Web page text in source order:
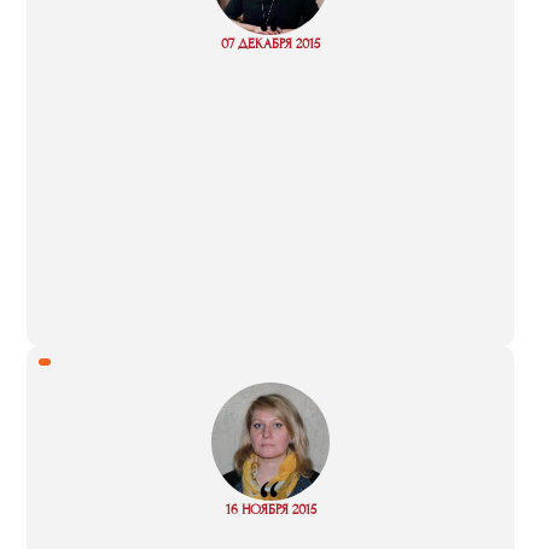
“
07 ДЕКАБРЯ 2015
Read
“
16 НОЯБРЯ 2015
Read